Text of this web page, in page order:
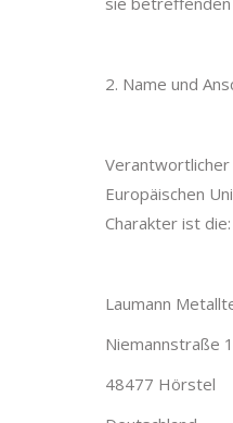
2. Name und
Europäischen
Charakter ist die:
Laumann
Niemannstraße
48477 Hörstel